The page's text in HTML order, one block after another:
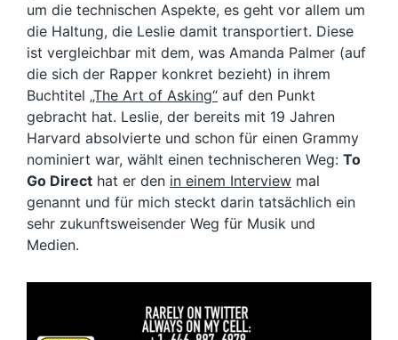
um die technischen Aspekte, es geht vor allem um
die Haltung, die Leslie damit transportiert. Diese
ist vergleichbar mit dem, was Amanda Palmer (auf
die sich der Rapper konkret bezieht) in ihrem
Buchtitel „The Art of Asking“ auf den Punkt
gebracht hat. Leslie, der bereits mit 19 Jahren
Harvard absolvierte und schon für einen Grammy
nominiert war, wählt einen technischeren Weg: To
Go Direct hat er den in einem Interview mal
genannt und für mich steckt darin tatsächlich ein
sehr zukunftsweisender Weg für Musik und
Medien.